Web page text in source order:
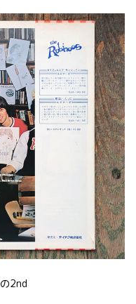
2nd